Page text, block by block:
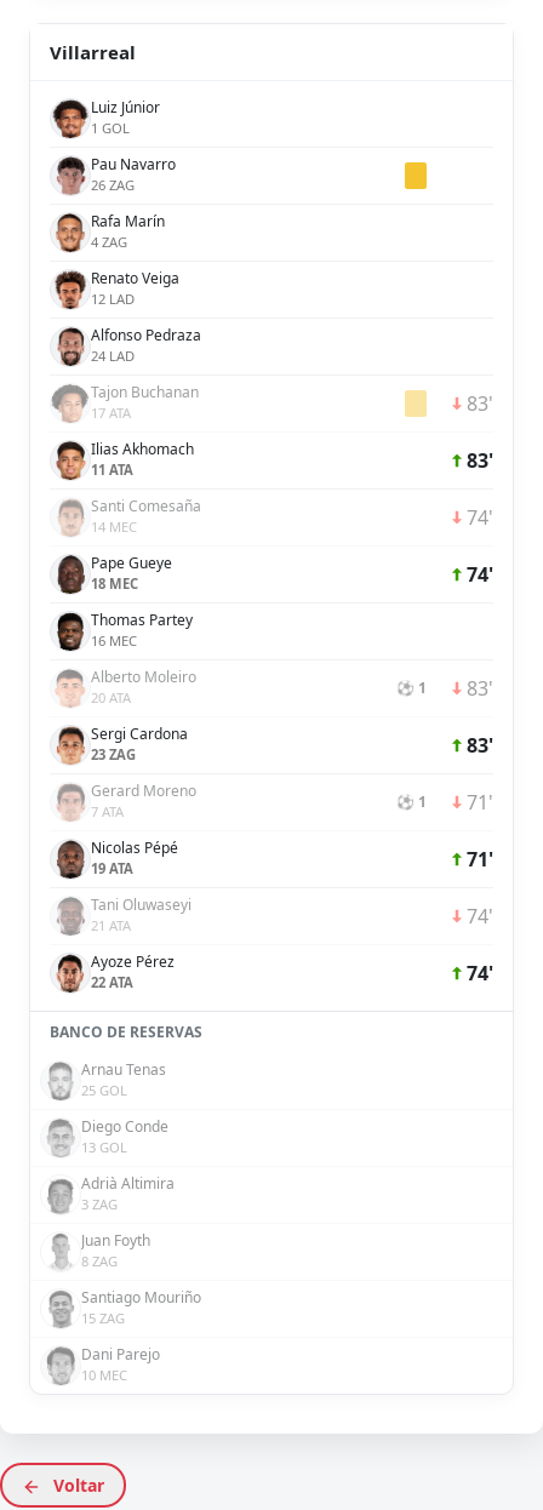
Villarreal
Luiz Júnior
1 GOL
Pau Navarro
26 ZAG
Rafa Marín
4 ZAG
Renato Veiga
12 LAD
Alfonso Pedraza
24 LAD
Tajon Buchanan
17 ATA 83'
Ilias Akhomach
11 ATA 83'
Santi Comesaña
14 MEC 74'
Pape Gueye
18 MEC 74'
Thomas Partey
16 MEC
Alberto Moleiro
20 ATA ⚽ 1 83'
Sergi Cardona
23 ZAG 83'
Gerard Moreno
7 ATA ⚽ 1 71'
Nicolas Pépé
19 ATA 71'
Tani Oluwaseyi
21 ATA 74'
Ayoze Pérez
22 ATA 74'
BANCO DE RESERVAS
Arnau Tenas
25 GOL
Diego Conde
13 GOL
Adrià Altimira
3 ZAG
Juan Foyth
8 ZAG
Santiago Mouriño
15 ZAG
Dani Parejo
10 MEC
Voltar